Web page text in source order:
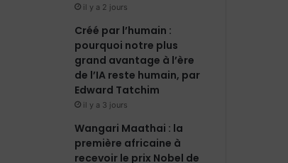
il y a 2 jours
Créé par l’humain :
pourquoi notre plus
grand avantage à l’ère
de l’IA reste humain, par
Edward Tatchim
il y a 3 jours
Wangari Maathai : la
première africaine à
recevoir le prix Nobel de